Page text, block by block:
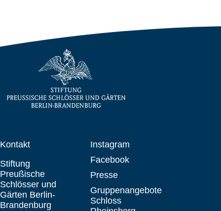
Kontakt
Stiftung
Preußische
Schlösser und
Gärten Berlin-
Brandenburg
Instagram
Facebook
Presse
Gruppenangebote
Schloss